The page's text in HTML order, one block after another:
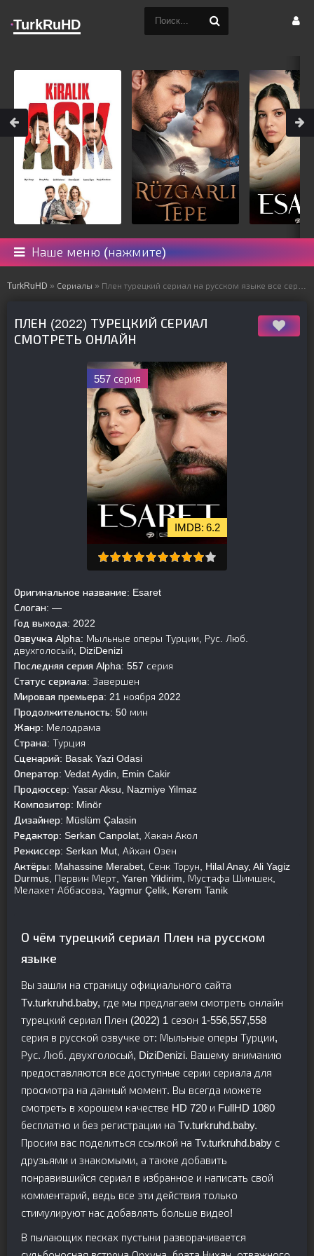
Наше меню (нажмите)
TurkRuHD » Сериалы » Плен турецкий сериал на русском языке все серии смотреть онлайн бесплатно подряд
ПЛЕН (2022) ТУРЕЦКИЙ СЕРИАЛ
СМОТРЕТЬ ОНЛАЙН
557 серия
6.2
Оригинальное название: Esaret
Слоган: —
Год выхода: 2022
Озвучка Alpha: Мыльные оперы Турции, Рус. Люб.
двухголосый, DiziDenizi
Последняя серия Alpha: 557 серия
Статус сериала: Завершен
Мировая премьера: 21 ноября 2022
Продолжительность: 50 мин
Жанр: Мелодрама
Страна: Турция
Сценарий: Basak Yazi Odasi
Оператор: Vedat Aydin, Emin Cakir
Продюссер: Yasar Aksu, Nazmiye Yilmaz
Композитор: Minör
Дизайнер: Müslüm Çalasin
Редактор: Serkan Canpolat, Хакан Акол
Режиссер: Serkan Mut, Айхан Озен
Актёры: Mahassine Merabet, Сенк Торун, Hilal Anay, Ali Yagiz
Durmus, Первин Мерт, Yaren Yildirim, Мустафа Шимшек,
Мелахет Аббасова, Yagmur Çelik, Kerem Tanik
О чём турецкий сериал Плен на русском
языке
Вы зашли на страницу официального сайта
Tv.turkruhd.baby, где мы предлагаем смотреть онлайн
турецкий сериал Плен (2022) 1 сезон 1-556,557,558
серия в русской озвучке от: Мыльные оперы Турции,
Рус. Люб. двухголосый, DiziDenizi. Вашему вниманию
предоставляются все доступные серии сериала для
просмотра на данный момент. Вы всегда можете
смотреть в хорошем качестве HD 720 и FullHD 1080
бесплатно и без регистрации на Tv.turkruhd.baby.
Просим вас поделиться ссылкой на Tv.turkruhd.baby с
друзьями и знакомыми, а также добавить
понравившийся сериал в избранное и написать свой
комментарий, ведь все эти действия только
стимулируют нас добавлять больше видео!
В пылающих песках пустыни разворачивается
TurkRuHD